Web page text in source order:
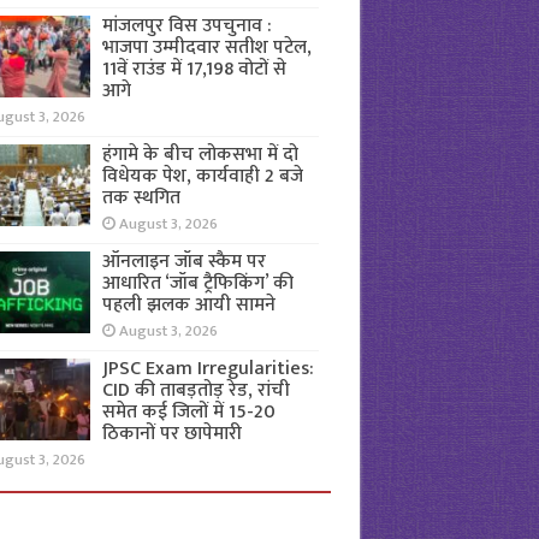
मांजलपुर विस उपचुनाव :
भाजपा उम्मीदवार सतीश पटेल,
11वें राउंड में 17,198 वोटों से
आगे
3, 2026
हंगामे के बीच लोकसभा में दो
विधेयक पेश, कार्यवाही 2 बजे
तक स्थगित
August 3, 2026
ऑनलाइन जॉब स्कैम पर
आधारित ‘जॉब ट्रैफिकिंग’ की
पहली झलक आयी सामने
August 3, 2026
JPSC Exam Irregularities:
CID की ताबड़तोड़ रेड, रांची
समेत कई जिलों में 15-20
ठिकानों पर छापेमारी
3, 2026